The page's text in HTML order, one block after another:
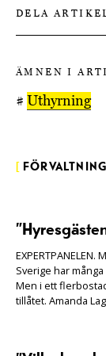
DELA
ÄMNEN I
# Uthyrning
FÖRVALTNING
Sverige har
Men i ett
tillåtet. Amanda